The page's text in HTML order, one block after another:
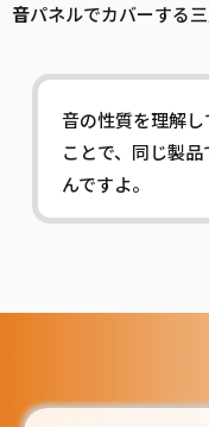
音パネルでカバーする
音の性質を理解
ことで、同じ製
んですよ。